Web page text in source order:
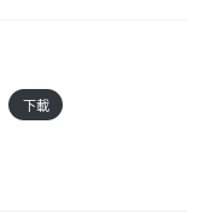
下載